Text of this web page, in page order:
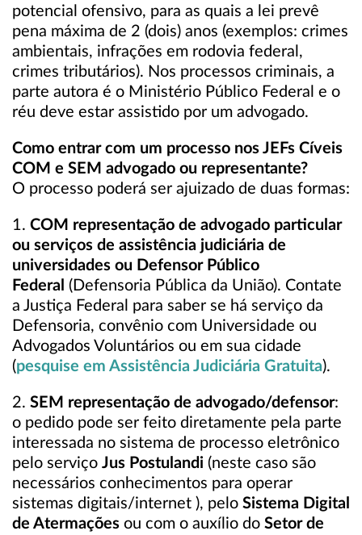
potencial ofensivo, para as quais a lei prevê
pena máxima de 2 (dois) anos (exemplos: crimes
ambientais, infrações em rodovia federal,
crimes tributários). Nos processos criminais, a
parte autora é o Ministério Público Federal e o
réu deve estar assistido por um advogado.
Como entrar com um processo nos JEFs Cíveis
COM e SEM advogado ou representante?
O processo poderá ser ajuizado de duas formas:
1. COM representação de advogado particular
ou serviços de assistência judiciária de
universidades ou Defensor Público
Federal (Defensoria Pública da União). Contate
a Justiça Federal para saber se há serviço da
Defensoria, convênio com Universidade ou
Advogados Voluntários ou em sua cidade
(pesquise em Assistência Judiciária Gratuita).
2. SEM representação de advogado/defensor:
o pedido pode ser feito diretamente pela parte
interessada no sistema de processo eletrônico
pelo serviço Jus Postulandi (neste caso são
necessários conhecimentos para operar
sistemas digitais/internet ), pelo Sistema Digital
de Atermações ou com o auxílio do Setor de